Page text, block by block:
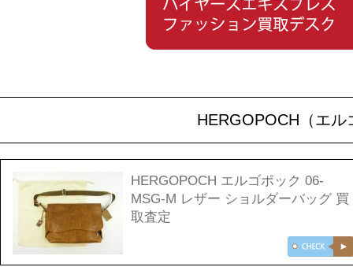
HERGOPOCH（エ
HERGOPOCH エルゴポック 06-
MSG-M レザー ショルダーバッグ 買
取査定